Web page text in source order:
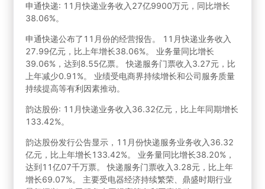
申通快递: 11月快递业务收入27亿9900万元，同比增长
38.06%。
申通快递公布了11月份的经营报告。 11月快递业务收入
27.99亿元，比上年增长38.06%。 业务量同比增长
39.06%，达到8.55亿票。 快递服务门票收入3.27元，比
上年减少0.91%。 业绩受电商界持续增长和公司服务质量
持续提高等有利因素推动。
韵达股份: 11月快递业务收入36.32亿元，比上年同期增长
133.42%。
韵达股份发行公告显示，11月份快递服务业务收入36.32
亿元，比上年增长133.42%。 业务量同比增长38.20%，
达到11亿07千万票。 快递服务门票收入3.28元，比上年
增长69.07%。 主要受电器经济持续繁荣、鼎盛时期行业